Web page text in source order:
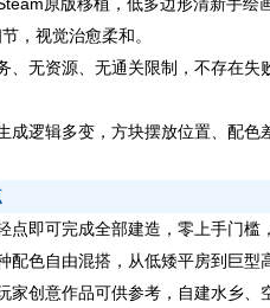
，视觉治愈柔和。
无资源、无通关限制，不存在失
逻辑多变，方块摆放位置、配色
即可完成全部建造，零上手门槛
色自由混搭，从低矮平房到巨型
创意作品可供参考，自建水乡、